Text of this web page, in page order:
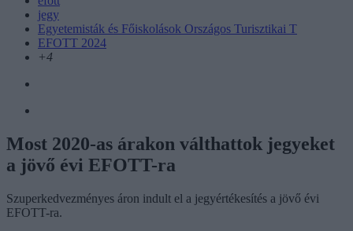
jegy
Egyetemisták és Főiskolások Országos Turisztikai T
EFOTT 2024
+4
Most 2020-as árakon válthattok jegyeket
a jövő évi EFOTT-ra
Szuperkedvezményes áron indult el a jegyértékesítés a jövő évi
EFOTT-ra.